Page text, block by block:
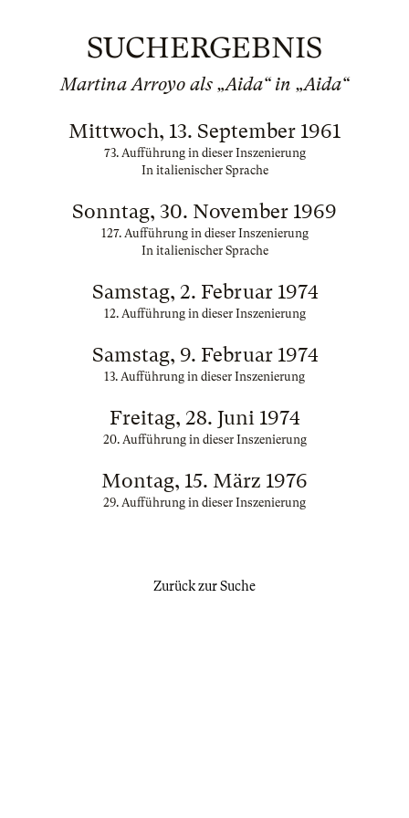
SUCHERGEBNIS
Martina Arroyo als „Aida“ in „Aida“
Mittwoch, 13. September 1961
73. Aufführung in dieser Inszenierung
In italienischer Sprache
Sonntag, 30. November 1969
127. Aufführung in dieser Inszenierung
In italienischer Sprache
Samstag, 2. Februar 1974
12. Aufführung in dieser Inszenierung
Samstag, 9. Februar 1974
13. Aufführung in dieser Inszenierung
Freitag, 28. Juni 1974
20. Aufführung in dieser Inszenierung
Montag, 15. März 1976
29. Aufführung in dieser Inszenierung
Zurück zur Suche